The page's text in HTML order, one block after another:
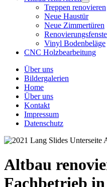
Treppen renovieren
Neue Haustür
Neue Zimmertüren
Vinyl Bodenbeläge
CNC Holzbearbeitung
Über uns
Bildergalerien
Home
Über uns
Kontakt
Impressum
Datenschutz
Altbau
Fachbetrieb